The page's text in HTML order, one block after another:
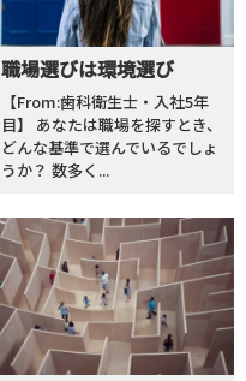
職場選びは環境選び
【From:歯科衛生士・入社5年
目】 あなたは職場を探すとき、
どんな基準で選んでいるでしょ
うか？ 数多く...